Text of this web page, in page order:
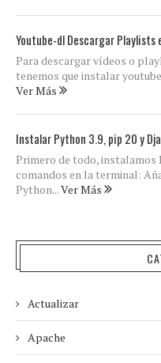
Youtube-dl Descargar Playlists
Para descargar vídeos o
tenemos que instalar
Ver Más
Instalar Python 3.9, pip 20 y
Primero de todo, instalamos
comandos en la terminal:
Python...Ver Más
Actualizar
Apache